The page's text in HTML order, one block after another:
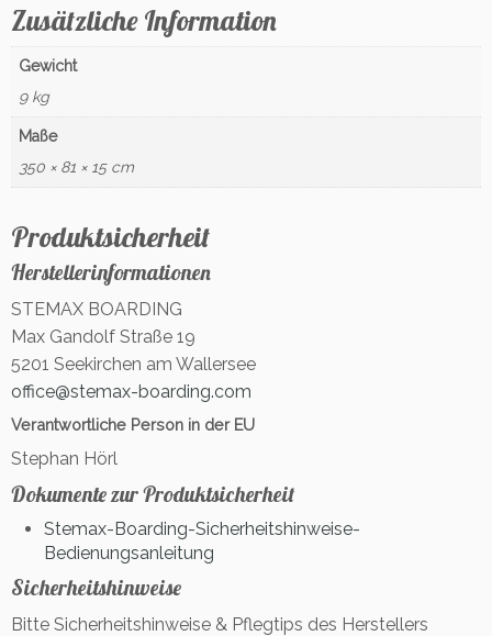
Zusätzliche Information
Gewicht
9 kg
Maße
350 × 81 × 15 cm
Produktsicherheit
Herstellerinformationen
STEMAX BOARDING
Max Gandolf Straße 19
5201 Seekirchen am Wallersee
office@stemax-boarding.com
Verantwortliche Person in der EU
Stephan Hörl
Dokumente zur Produktsicherheit
Stemax-Boarding-Sicherheitshinweise-
Bedienungsanleitung
Sicherheitshinweise
Bitte Sicherheitshinweise & Pflegtips des Herstellers